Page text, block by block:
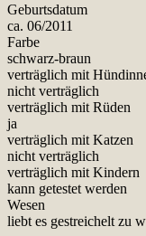
Geburtsdatum
ca. 06/2011
Farbe
schwarz-braun
verträglich mit
nicht verträglich
verträglich mit Rüden
ja
verträglich mit Katzen
nicht verträglich
verträglich mit Kindern
kann getestet werden
Wesen
liebt es gestreichelt zu